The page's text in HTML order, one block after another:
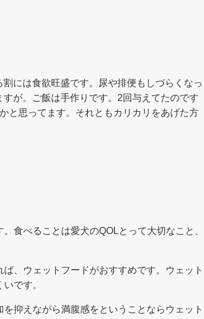
には食欲旺盛です。尿や排便もしづらくなっ
が。ご飯は手作りです。2回与えてたのです
と思ってます。それともカリカリをあげた方
食べることは愛犬のQOLとって大切なこと、
、ウェットフードがおすすめです。ウェット
です。
抑えながら満腹感をということならウェット